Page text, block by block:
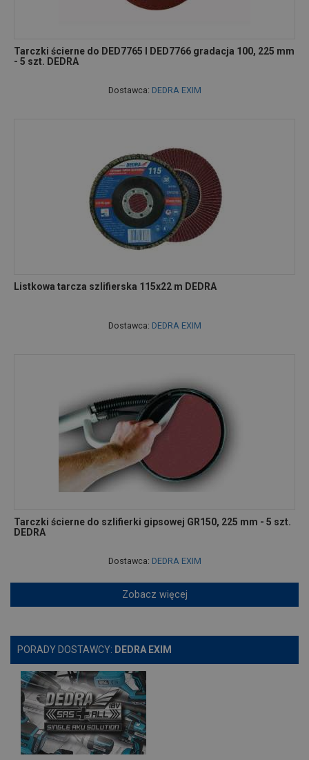
Tarczki ścierne do DED7765 I DED7766 gradacja 100, 225 mm
- 5 szt. DEDRA
Dostawca: DEDRA EXIM
Listkowa tarcza szlifierska 115x22 m DEDRA
Dostawca: DEDRA EXIM
Tarczki ścierne do szlifierki gipsowej GR150, 225 mm - 5 szt.
DEDRA
Dostawca: DEDRA EXIM
Zobacz więcej
PORADY DOSTAWCY: DEDRA EXIM